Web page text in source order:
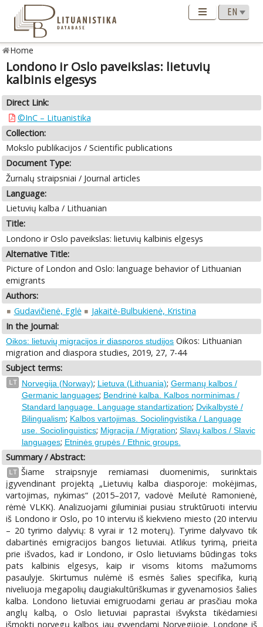
Home
Londono ir Oslo paveikslas: lietuvių
kalbinis elgesys
Direct Link:
©InC – Lituanistika
Collection:
Mokslo publikacijos / Scientific publications
Document Type:
Žurnalų straipsniai / Journal articles
Language:
Lietuvių kalba / Lithuanian
Title:
Londono ir Oslo paveikslas: lietuvių kalbinis elgesys
Alternative Title:
Picture of London and Oslo: language behavior of Lithuanian
emigrants
Authors:
Gudavičienė, Eglė
Jakaitė-Bulbukienė, Kristina
In the Journal:
Oikos: lietuvių migracijos ir diasporos studijos Oikos: Lithuanian
migration and diaspora studies, 2019, 27, 7-44
Subject terms:
LT Norvegija (Norway); Lietuva (Lithuania); Germanų kalbos /
Germanic languages; Bendrinė kalba. Kalbos norminimas /
Standard language. Language standartization; Dvikalbystė /
Bilingualism; Kalbos vartojimas. Sociolingvistika / Language
use. Sociolinguistics; Migracija / Migration; Slavų kalbos / Slavic
languages; Etninės grupės / Ethnic groups.
Summary / Abstract:
LT Šiame straipsnyje remiamasi duomenimis, surinktais
įgyvendinant projektą „Lietuvių kalba diasporoje: mokėjimas,
vartojimas, nykimas“ (2015–2017, vadovė Meilutė Ramonienė,
rėmė VLKK). Analizuojami giluminiai pusiau struktūruoti interviu
iš Londono ir Oslo, po 10 interviu iš kiekvieno miesto (20 interviu
– 20 tyrimo dalyvių: 8 vyrai ir 12 moterų). Tyrime dalyvavo tik
dabartinės emigracijos bangos lietuviai. Atlikus tyrimą, prieita
prie išvados, kad ir Londono, ir Oslo lietuviams būdingas toks
pats kalbinis elgesys, kaip ir visoms kitoms mažumoms
pasaulyje. Skirtumus nulėmė iš esmės šalies specifika, kurią
niveliuoja megapolių daugiakultūriškumas ir gyvenamosios šalies
kalba. Londono lietuviai emigruodami geriau ar prasčiau moka
anglų kalbą, o Oslo lietuviai paprastai išvyksta tikėdamiesi
išmokti norvegų kalbos jau gyvendami Norvegijoje. Londone iš